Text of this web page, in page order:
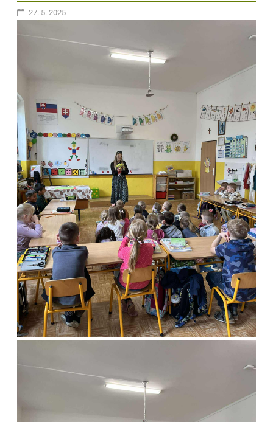
Aj v tomto školskom roku sme sa so žiakmi už tradične zúčastnili
možnosť vyskúšať si rôzne športové disciplíny, spoznať nových
kamarátov a podporovať sa navzájom. Bolo úžasné vidieť ich radosť
z pohybu a túžbu vyhrať, ale zároveň aj férovosť a tímového ducha.
Tento deň bol plný smiechu, zážitkov a pekných chvíľ.
27. 5. 2025